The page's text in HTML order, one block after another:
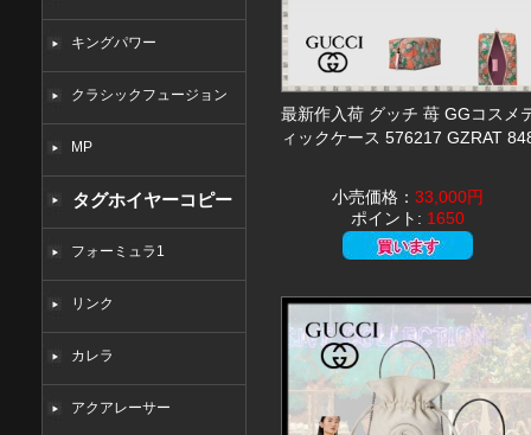
キングパワー
クラシックフュージョン
MP
タグホイヤーコピー
フォーミュラ1
リンク
カレラ
アクアレーサー
最新作入荷 グッチ 苺 GGコスメ
ィックケース 576217 GZRAT
小売価格： 33,000円
ポイント: 1650